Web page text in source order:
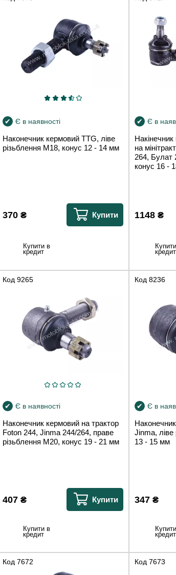
Є в наявності
Наконечник кермовий TTG, ліве
різьблення М18, конус 12 - 14 мм
370₴ Купити
Купити в
кредит
Є в
на
264, Булат
конус 16 -
1148 ₴
кредит
Код 9265
Є в наявності
Наконечник кермовий на трактор
Foton 244, Jinma 244/264, праве
різьблення М20, конус 19 - 21 мм
407₴ Купити
Купити в
кредит
Код 8236
Є в
Jinma,
13 - 15 мм
347 ₴
кредит
Код 7672 Код 7673